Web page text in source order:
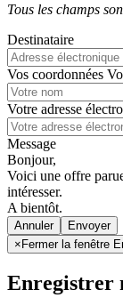
Tous les champs
Destinataire
Vos coordonnées
Votre adresse
Message
Bonjour,
Voici une offre
intéresser.
A bientôt.
Annuler
× Fermer la fenêtre
Enregistrer